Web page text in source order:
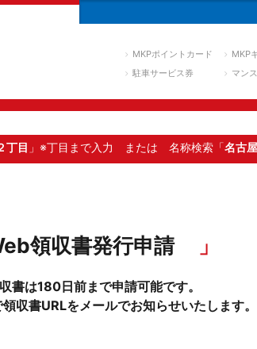
MKPポイントカード
MKP
駐車サービス券
マン
丁目 」※丁目まで入力 または 名称検索「名古
領収書発行申請
書は180日前まで申請可能です。
収書URLをメールでお知らせいたします。